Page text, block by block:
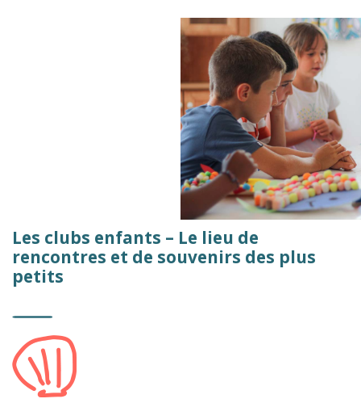
Les clubs enfants – Le lieu de
rencontres et de souvenirs des plus
petits